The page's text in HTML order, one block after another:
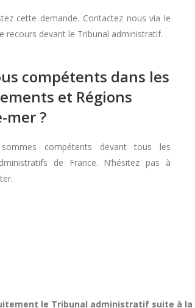
cette demande. Contactez nous via le
recours devant le Tribunal administratif.
compétents dans les
et Régions
mer ?
compétents devant tous les
de France. N’hésitez pas à
le Tribunal administratif suite à la